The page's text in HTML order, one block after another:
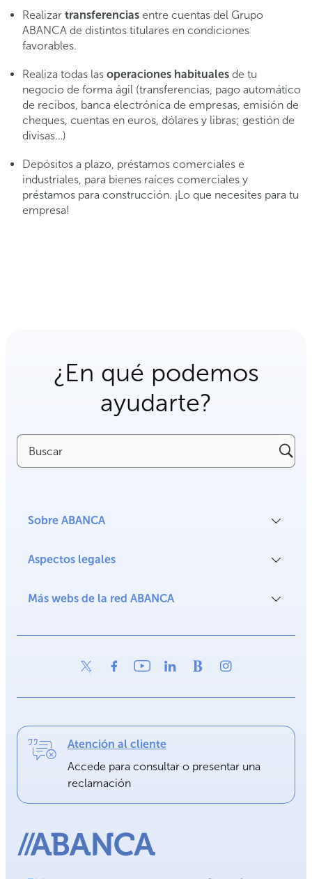
Realizar transferencias entre cuentas del Grupo
ABANCA de distintos titulares en condiciones
favorables.
Realiza todas las operaciones habituales de tu
negocio de forma ágil (transferencias, pago automático
de recibos, banca electrónica de empresas, emisión de
cheques, cuentas en euros, dólares y libras; gestión de
divisas…)
Depósitos a plazo, préstamos comerciales e
industriales, para bienes raíces comerciales y
préstamos para construcción. ¡Lo que necesites para tu
empresa!
¿En qué podemos
ayudarte?
Buscar
Sobre ABANCA
Aspectos legales
Más webs de la red ABANCA
Atención al cliente
Accede para consultar o presentar una
reclamación